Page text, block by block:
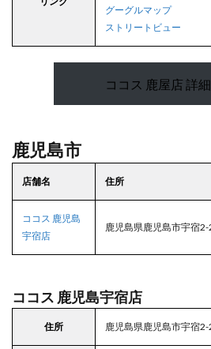
グーグルマップ
ストリートビュー
ココス 鹿屋店 詳
鹿児島市
店舗名 住所
ココス 鹿児島
宇宿店
鹿児島県鹿児島市宇宿
ココス 鹿児島宇宿店
住所 鹿児島県鹿児島市宇宿